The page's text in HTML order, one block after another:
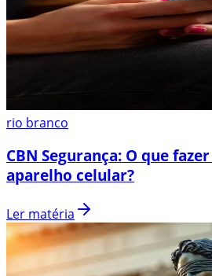
rio branco
CBN Segurança: O que
aparelho celular?
Ler matéria